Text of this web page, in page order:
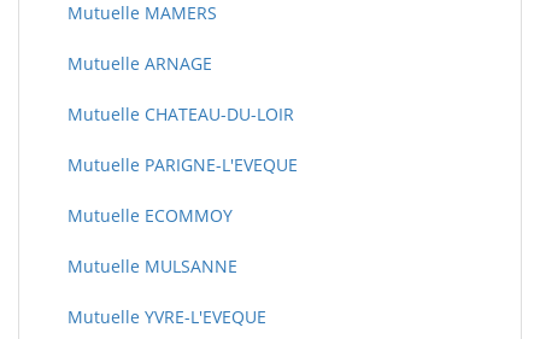
Mutuelle MAMERS
Mutuelle ARNAGE
Mutuelle CHATEAU-DU-LOIR
Mutuelle PARIGNE-L'EVEQUE
Mutuelle ECOMMOY
Mutuelle MULSANNE
Mutuelle YVRE-L'EVEQUE